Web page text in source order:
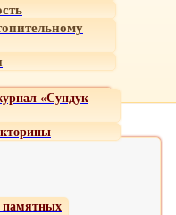
«Сундук
памятных